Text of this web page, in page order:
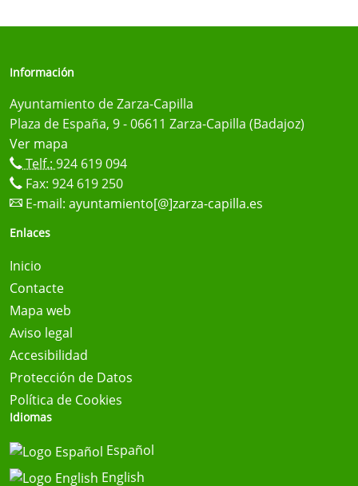
Información
Ayuntamiento de Zarza-Capilla
Plaza de España, 9 - 06611 Zarza-Capilla (Badajoz)
Ver mapa
Telf.: 924 619 094
Fax: 924 619 250
E-mail: ayuntamiento[@]zarza-capilla.es
Enlaces
Inicio
Contacte
Mapa web
Aviso legal
Accesibilidad
Protección de Datos
Política de Cookies
Idiomas
Español
English